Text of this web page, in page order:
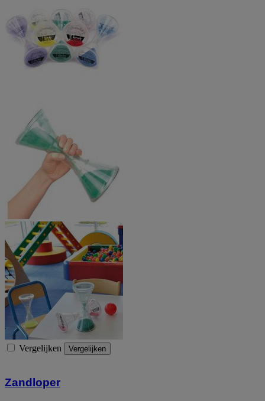
Vergelijken Vergelijken
Zandloper